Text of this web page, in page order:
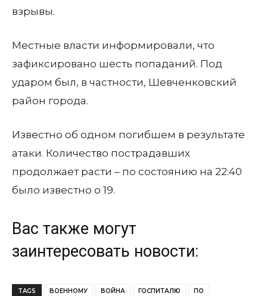
взрывы.
Местные власти информировали, что
зафиксировано шесть попаданий. Под
ударом был, в частности, Шевченковский
район города.
Известно об одном погибшем в результате
атаки. Количество пострадавших
продолжает расти – по состоянию на 22:40
было известно о 19.
Вас также могут
заинтересовать новости:
TAGS ВОЕННОМУ ВОЙНА ГОСПИТАЛЮ ПО